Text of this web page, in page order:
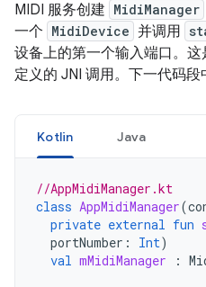
MIDI 服务创建 MidiManager
一个 MidiDevice 并调用
设备上的第一个输入端口。这
定义的 JNI 调用。下一代码段
Kotlin Java
//AppMidiManager.kt
class AppMidiManager(
private external fun
portNumber : Int)
val mMidiManager :